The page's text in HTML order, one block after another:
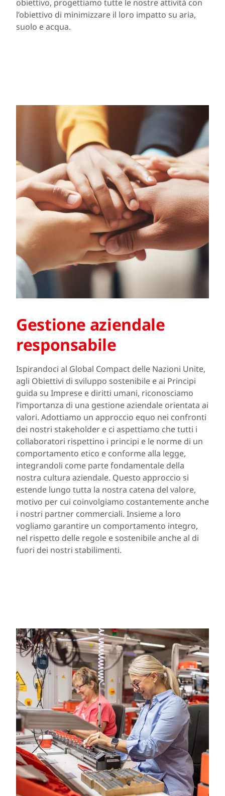
obiettivo, progettiamo tutte le nostre attività con
l’obiettivo di minimizzare il loro impatto su aria,
suolo e acqua.
Gestione aziendale
responsabile
Ispirandoci al Global Compact delle Nazioni Unite,
agli Obiettivi di sviluppo sostenibile e ai Principi
guida su Imprese e diritti umani, riconosciamo
l’importanza di una gestione aziendale orientata ai
valori. Adottiamo un approccio equo nei confronti
dei nostri stakeholder e ci aspettiamo che tutti i
collaboratori rispettino i principi e le norme di un
comportamento etico e conforme alla legge,
integrandoli come parte fondamentale della
nostra cultura aziendale. Questo approccio si
estende lungo tutta la nostra catena del valore,
motivo per cui coinvolgiamo costantemente anche
i nostri partner commerciali. Insieme a loro
vogliamo garantire un comportamento integro,
nel rispetto delle regole e sostenibile anche al di
fuori dei nostri stabilimenti.